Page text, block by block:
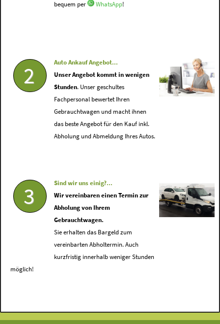
bequem per
WhatsApp!
2
Auto Ankauf Angebot...
Unser Angebot kommt in wenigen
Stunden. Unser geschultes
Fachpersonal bewertet Ihren
Gebrauchtwagen und macht ihnen
das beste Angebot für den Kauf inkl.
Abholung und Abmeldung Ihres Autos.
3
Sind wir uns einig?...
Wir vereinbaren einen Termin zur
Abholung von Ihrem
Gebrauchtwagen.
Sie erhalten das Bargeld zum
vereinbarten Abholtermin. Auch
kurzfristig innerhalb weniger Stunden
möglich!